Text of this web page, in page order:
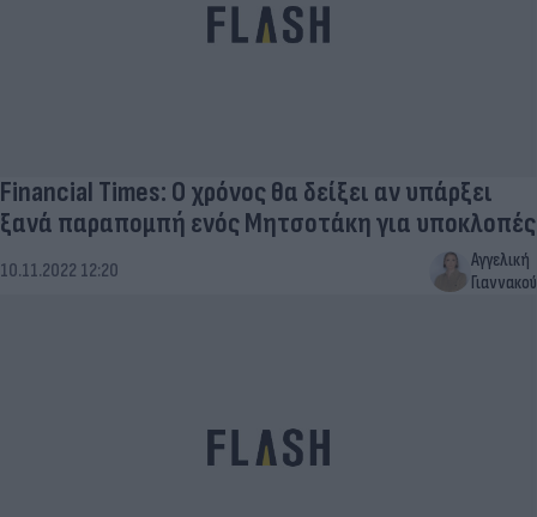
Financial Times: Ο χρόνος θα δείξει αν υπάρξει
ξανά παραπομπή ενός Μητσοτάκη για υποκλοπές
10.11.2022 12:20
Αγγελική
Γιαννακού